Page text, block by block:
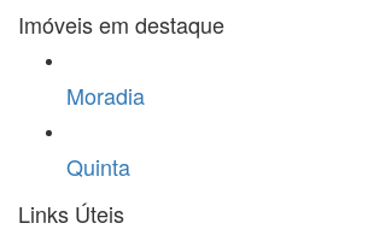
Imóveis em destaque
Moradia
Quinta
Links Úteis